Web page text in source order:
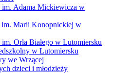
im. Adama Mickiewicza w
im. Marii Konopnickiej w
im. Orła Białego w Lutomiersku
w Lutomiersku
we Wrzącej
dzieci i młodzieży